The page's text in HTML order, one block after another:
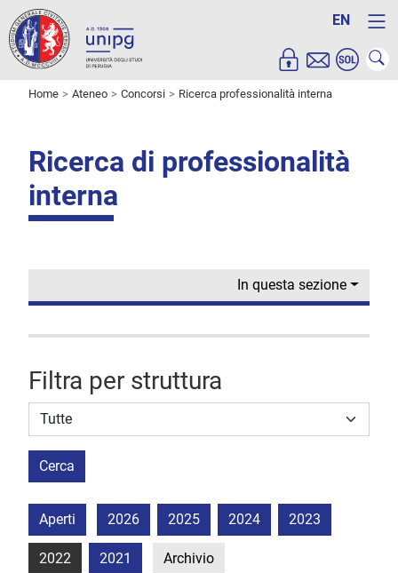
EN
Home Ateneo Concorsi Ricerca professionalità interna
Ricerca di professionalità
interna
In questa sezione
Filtra per struttura
Struttura stipulante
Cerca
Aperti 2026 2025 2024 2023
2022 2021 Archivio